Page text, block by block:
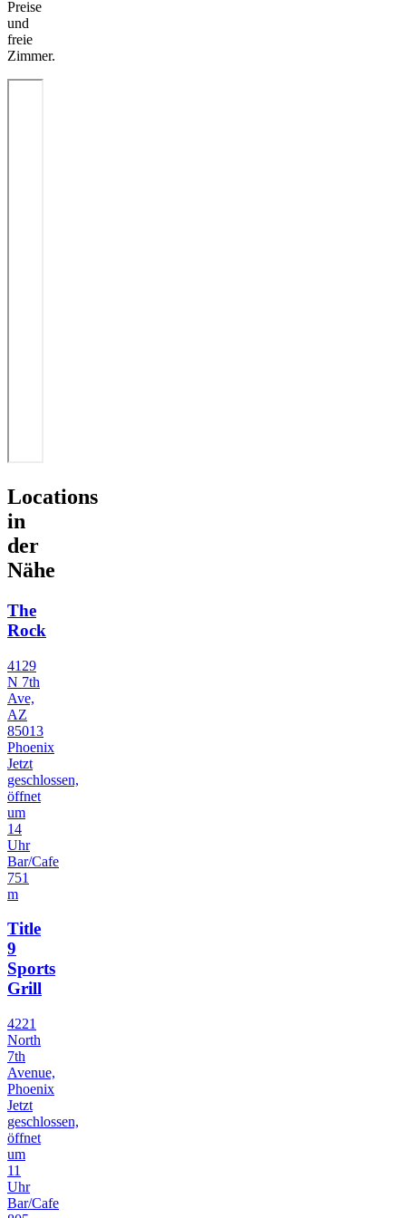
Preise
und
freie
Zimmer.
Locations
in
der
Nähe
The
Rock
4129
N 7th
Ave,
AZ
85013
Phoenix
Jetzt
geschlossen,
öffnet
um
14
Uhr
Bar/Cafe
751
m
Title
9
Sports
Grill
4221
North
7th
Avenue,
Phoenix
Jetzt
geschlossen,
öffnet
um
11
Uhr
Bar/Cafe